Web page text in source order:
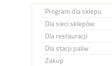
Program dla sklepu
Dla sieci sklepów
Dla restauracji
Dla stacji paliw
Zakup